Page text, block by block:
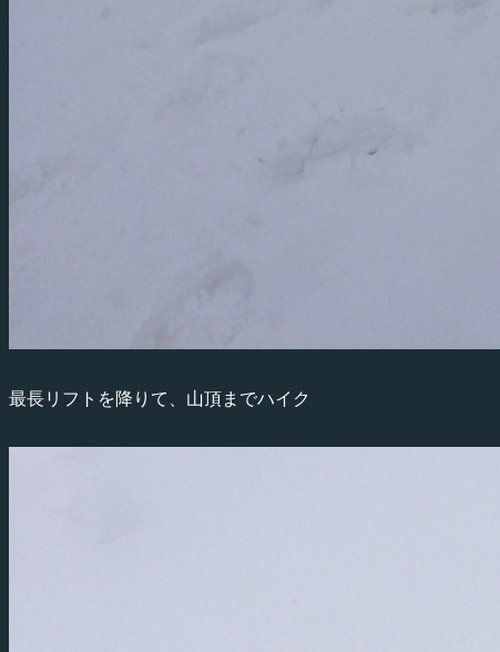
最長リフトを降りて、山頂までハイク